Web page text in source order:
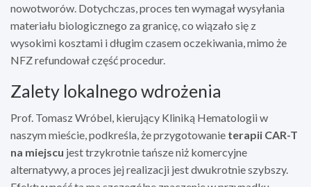
nowotworów. Dotychczas, proces ten wymagał wysyłania
materiału biologicznego za granicę, co wiązało się z
wysokimi kosztami i długim czasem oczekiwania, mimo że
NFZ refundował część procedur.
Zalety lokalnego wdrożenia
Prof. Tomasz Wróbel, kierujący Kliniką Hematologii w
naszym mieście, podkreśla, że przygotowanie terapii CAR-T
na miejscu jest trzykrotnie tańsze niż komercyjne
alternatywy, a proces jej realizacji jest dwukrotnie szybszy.